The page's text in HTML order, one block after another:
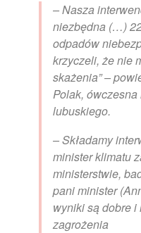
– Nasza
niezbędna (…)
odpadów
krzyczeli, że nie
skażenia” –
Polak,
lubuskiego.
– Składamy
minister klimatu
ministerstwie,
pani minister
wyniki są dobre
zagrożenia